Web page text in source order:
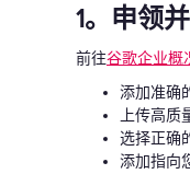
1。申领
前往谷歌企业概
添加准确
上传高
选择正确
添加指向